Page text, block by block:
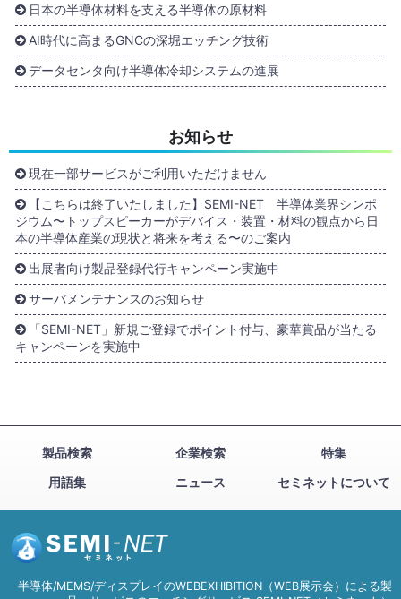
日本の半導体材料を支える半導体の原材料
AI時代に高まるGNCの深堀エッチング技術
データセンタ向け半導体冷却システムの進展
お知らせ
現在一部サービスがご利用いただけません
【こちらは終了いたしました】SEMI-NET 半導体業界シンポ
ジウム〜トップスピーカーがデバイス・装置・材料の観点から日
本の半導体産業の現状と将来を考える〜のご案内
出展者向け製品登録代行キャンペーン実施中
サーバメンテナンスのお知らせ
「SEMI-NET」新規ご登録でポイント付与、豪華賞品が当たる
キャンペーンを実施中
製品検索 企業検索
特集
用語集
ニュース セミネットについて
半導体/MEMS/ディスプレイのWEBEXHIBITION（WEB展示会）による製